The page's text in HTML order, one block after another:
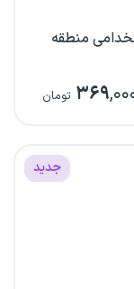
منطقه
۳۶۹ تومان
جدید